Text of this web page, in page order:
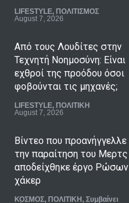
LIFESTYLE, ΠΟΛΙΤΙΣΜΟΣ
August 7, 2026
Από τους Λουδίτες στην
Τεχνητή Νοημοσύνη: Είναι
εχθροί της προόδου όσοι
φοβούνται τις μηχανές;
LIFESTYLE, ΠΟΛΙΤΙΚΗ
August 7, 2026
Βίντεο που προανήγγελλε
την παραίτηση του Μερτς
αποδείχθηκε έργο Ρώσων
χάκερ
ΚΟΣΜΟΣ, ΠΟΛΙΤΙΚΗ , Συμβαίνει